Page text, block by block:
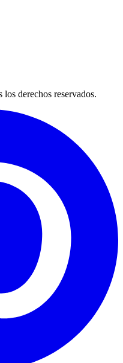
derechos reservados.